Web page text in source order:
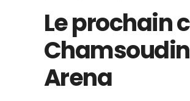
Le prochain
Arena